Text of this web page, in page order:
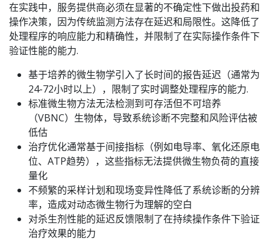
在实践中，服务提供商必须在显著的不确定性下做出投药和
操作决策，因为传统监测方法存在延迟和局限性。这降低了
处理程序的响应能力和精确性，并限制了在实际操作条件下
验证性能的能力.
基于培养的微生物学引入了长时间的报告延迟（通常为
24-72小时以上），限制了实时调整处理程序的能力.
标准微生物方法无法检测到可存活但不可培养
（VBNC）生物体，导致系统诊断不完整和风险评估被
低估
治疗优化通常基于间接指标（例如电导率、氧化还原电
位、ATP趋势），这些指标无法提供微生物负荷的直接
量化
不频繁的采样计划和现场变异性降低了系统诊断的分辨
率，造成对动态微生物行为理解的空白
对杀生剂性能的延迟反馈限制了在持续操作条件下验证
治疗效果的能力